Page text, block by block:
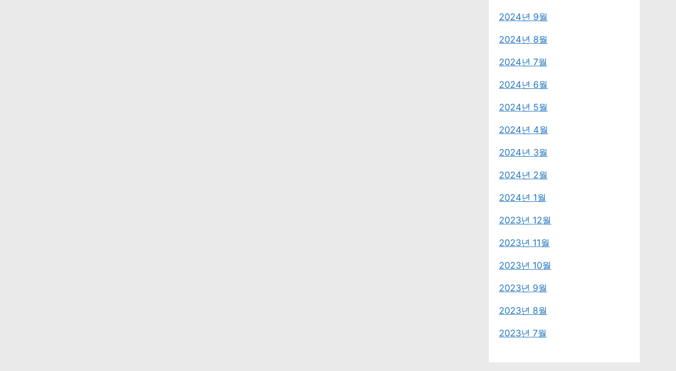
2024년 9월
2024년 8월
2024년 7월
2024년 6월
2024년 5월
2024년 4월
2024년 3월
2024년 2월
2024년 1월
2023년 12월
2023년 11월
2023년 10월
2023년 9월
2023년 8월
2023년 7월